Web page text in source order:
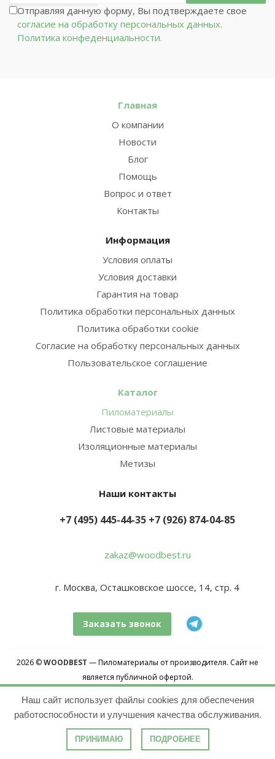
Наш сайт использует файлы cookies для обеспечения
работоспособности и улучшения качества обслуживания.
ПРИНИМАЮ ПОДРОБНЕЕ
Отправляя данную форму, Вы подтверждаете свое
согласие на обработку персональных данных.
Политика конфеденциальности.
Главная
О компании
Новости
Блог
Помощь
Вопрос и ответ
Контакты
Информация
Условия оплаты
Условия доставки
Гарантия на товар
Политика обработки персональных данных
Политика обработки cookie
Согласие на обработку персональных данных
Пользовательское соглашение
Каталог
Пиломатериалы
Листовые материалы
Изоляционные материалы
Метизы
Наши контакты
+7 (495) 445-44-35 +7 (926) 874-04-85
zakaz@woodbest.ru
г. Москва, Осташковское шоссе, 14, стр. 4
Заказать звонок
2026 ©WOODBEST — Пиломатериалы от производителя. Сайт не
является публичной офертой.
запрещено.
Карта сайта